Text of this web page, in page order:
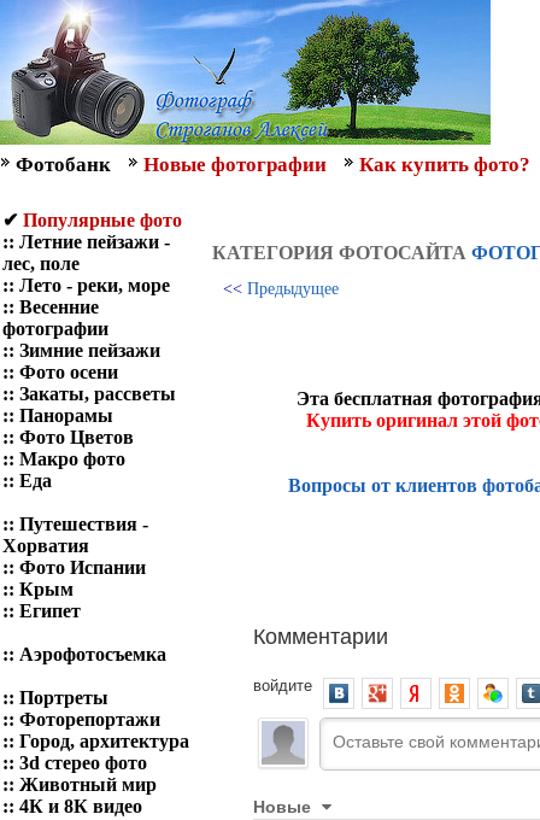
Фотобанк Новые фотографии Как купить фото?
✔ Популярные фото
:: Летние пейзажи -
лес, поле
:: Лето - реки, море
:: Весенние
фотографии
:: Зимние пейзажи
:: Фото осени
:: Закаты, рассветы
:: Панорамы
:: Фото Цветов
:: Макро фото
:: Еда
:: Путешествия -
Хорватия
:: Фото Испании
:: Крым
:: Египет
:: Аэрофотосъемка
:: Портреты
:: Фоторепортажи
:: Город, архитектура
:: 3d стерео фото
:: Животный мир
:: 4К и 8К видео
КАТЕГОРИЯ ФОТОСАЙТА
<< Предыдущее
Эта бесплатная
Купить оригинал этой
Вопросы от клиентов
Комментарии
войдите
Новые